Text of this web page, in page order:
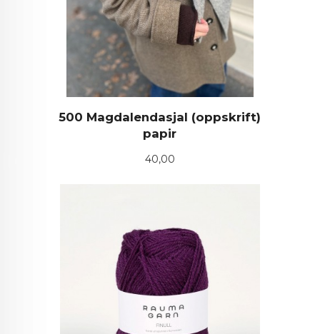
500 Magdalendasjal (oppskrift)
papir
Pris
40,00